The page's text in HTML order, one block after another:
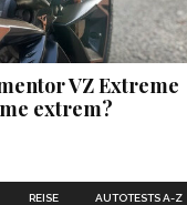
VZ Extreme
extrem?
REISE AUTOTESTS A-Z